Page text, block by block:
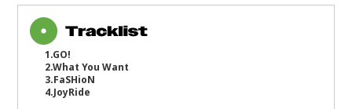
1.GO!
2.What You Want
3.FaSHioN
4.JoyRide